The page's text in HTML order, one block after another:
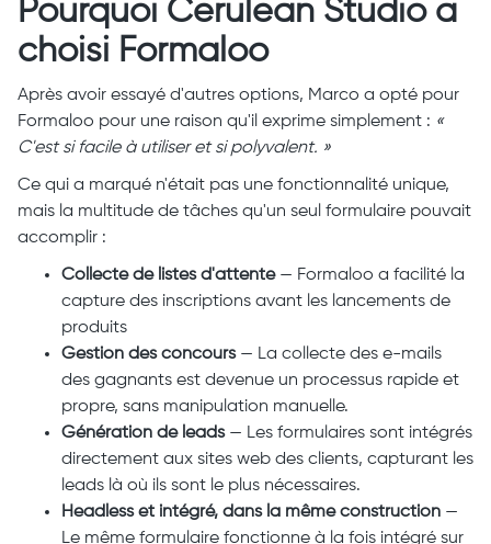
Pourquoi Cerulean Studio a
choisi Formaloo
Après avoir essayé d'autres options, Marco a opté pour
Formaloo pour une raison qu'il exprime simplement : «
C'est si facile à utiliser et si polyvalent. »
Ce qui a marqué n'était pas une fonctionnalité unique,
mais la multitude de tâches qu'un seul formulaire pouvait
accomplir :
Collecte de listes d'attente— Formaloo a facilité la
capture des inscriptions avant les lancements de
produits
Gestion des concours— La collecte des e-mails
des gagnants est devenue un processus rapide et
propre, sans manipulation manuelle.
Génération de leads— Les formulaires sont intégrés
directement aux sites web des clients, capturant les
leads là où ils sont le plus nécessaires.
Headless et intégré, dans la même construction —
Le même formulaire fonctionne à la fois intégré sur